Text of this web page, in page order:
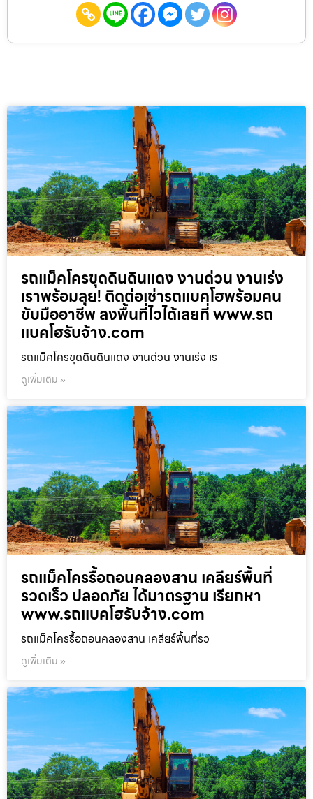
รถแม็คโครขุดดินดินแดง งานด่วน งานเร่ง
เราพร้อมลุย! ติดต่อเช่ารถแบคโฮพร้อมคน
ขับมืออาชีพ ลงพื้นที่ไวได้เลยที่ www.รถ
แบคโฮรับจ้าง.com
รถแม็คโครขุดดินดินแดง งานด่วน งานเร่ง เร
ดูเพิ่มเติม »
รถแม็คโครรื้อถอนคลองสาน เคลียร์พื้นที่
รวดเร็ว ปลอดภัย ได้มาตรฐาน เรียกหา
www.รถแบคโฮรับจ้าง.com
รถแม็คโครรื้อถอนคลองสาน เคลียร์พื้นที่รว
ดูเพิ่มเติม »